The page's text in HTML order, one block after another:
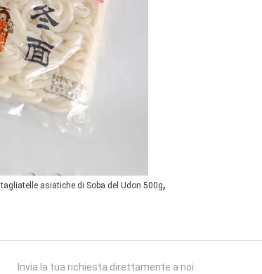
tagliatelle asiatiche di Soba del Udon 500g,
Invia la tua richiesta direttamente a noi